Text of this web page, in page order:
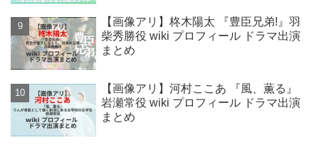
【画像アリ】柊木陽太 『豊臣兄弟!』羽
柴秀勝役 wiki プロフィール ドラマ出演
まとめ
【画像アリ】河村ここあ 『風、薫る』
岩瀬常役 wiki プロフィール ドラマ出演
まとめ